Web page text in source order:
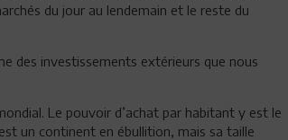
du jour au lendemain et le reste du
des investissements extérieurs que nous
Le pouvoir d’achat par habitant y est le
un continent en ébullition, mais sa taille